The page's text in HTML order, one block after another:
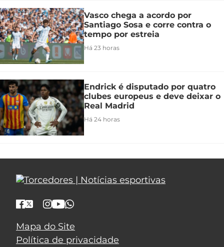
Vasco chega a acordo por
Santiago Sosa e corre contra o
tempo por estreia
Há 23 horas
Endrick é disputado por quatro
clubes europeus e deve deixar o
Real Madrid
Há 24 horas
Mapa do Site
Política de privacidade